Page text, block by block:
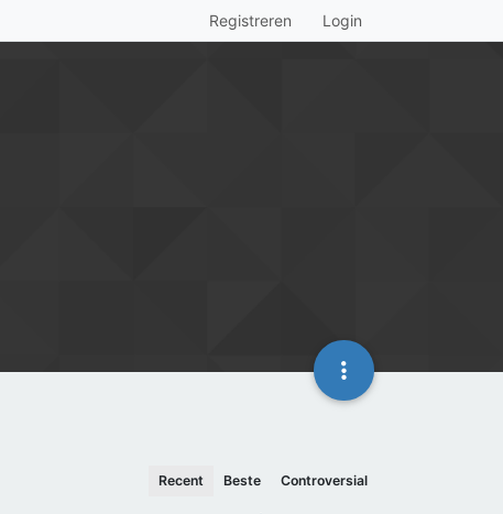
Registreren Login
Recent Beste Controversial